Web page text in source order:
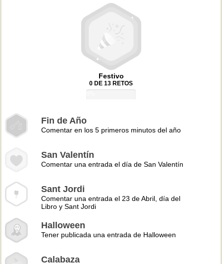
Festivo
0 DE 13 RETOS
Fin de Año
Comentar en los 5 primeros minutos del año
San Valentín
Comentar una entrada el día de San Valentín
Sant Jordi
Comentar una entrada el 23 de Abril, día del
Libro y Sant Jordi
Halloween
Tener publicada una entrada de Halloween
Calabaza